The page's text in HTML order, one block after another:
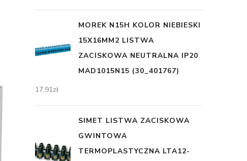
MOREK N15H KOLOR NIEBIESKI
15X16MM2 LISTWA
ZACISKOWA NEUTRALNA IP20
MAD1015N15 (30_401767)
17,91zł
SIMET LISTWA ZACISKOWA
GWINTOWA
TERMOPLASTYCZNA LTA12-